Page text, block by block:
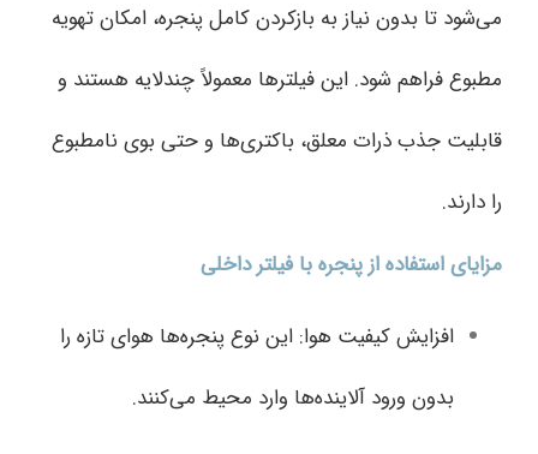
می‌شود تا بدون نیاز به بازکردن کامل پنجره، امکان تهویه
مطبوع فراهم شود. این فیلترها معمولاً چندلایه هستند و
قابلیت جذب ذرات معلق، باکتری‌ها و حتی بوی نامطبوع
را دارند.
مزایای استفاده از پنجره با فیلتر داخلی
افزایش کیفیت هوا: این نوع پنجره‌ها هوای تازه را
بدون ورود آلاینده‌ها وارد محیط می‌کنند.